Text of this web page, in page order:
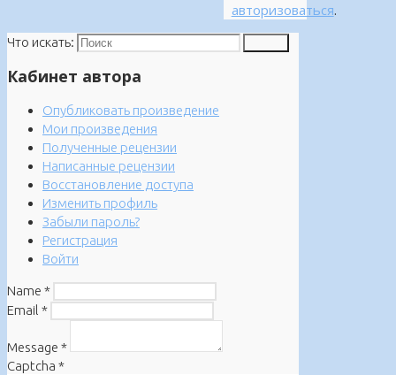
авторизоваться.
Что искать:
Кабинет автора
Опубликовать произведение
Мои произведения
Полученные рецензии
Написанные рецензии
Восстановление доступа
Изменить профиль
Забыли пароль?
Регистрация
Войти
Name *
Email *
Message *
Captcha *